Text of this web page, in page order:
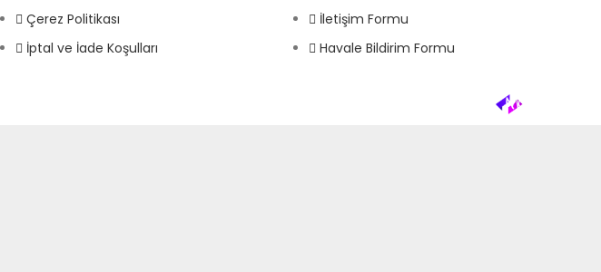
Çerez Politikası
İptal ve İade Koşulları
İletişim Formu
Havale Bildirim Formu